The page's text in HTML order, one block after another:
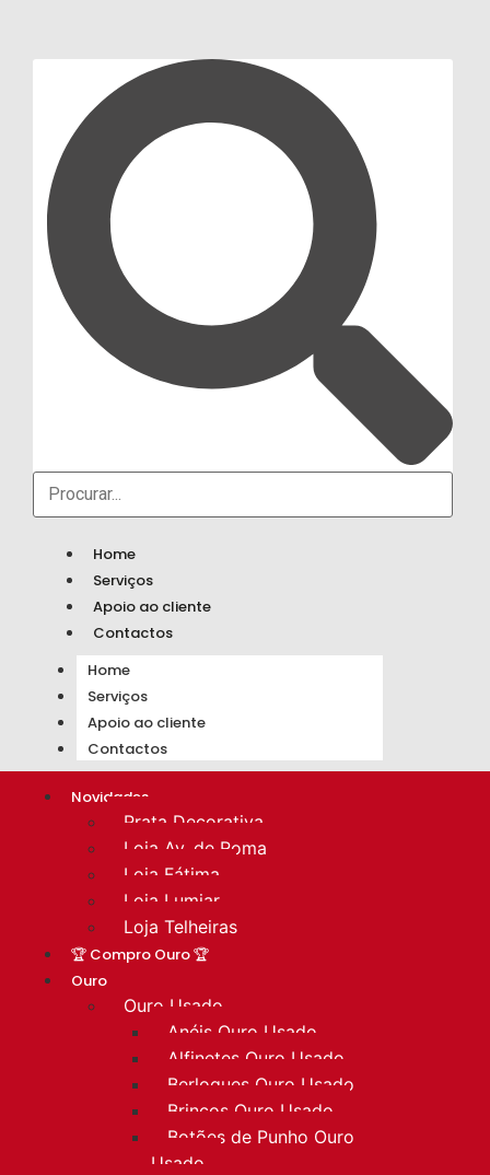
Home
Serviços
Apoio ao cliente
Contactos
Home
Serviços
Apoio ao cliente
Contactos
Novidades
Prata Decorativa
Loja Av. de Roma
Loja Fátima
Loja Lumiar
Loja Telheiras
🏆 Compro Ouro 🏆
Ouro
Ouro Usado
Anéis Ouro Usado
Alfinetes Ouro Usado
Berloques Ouro Usado
Brincos Ouro Usado
Botões de Punho Ouro
Usado